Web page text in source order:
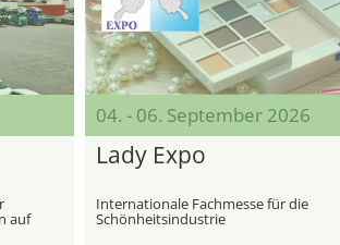
auf
04. - 06. September 2026
Lady Expo
Internationale Fachmesse für die
Schönheitsindustrie